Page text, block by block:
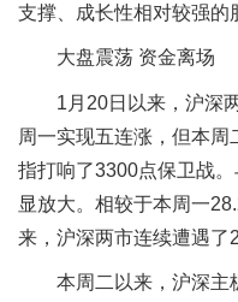
支撑、成长性相对较强的
大盘震荡 资金离场
1月20日以来，沪深
周一实现五连涨，但本
指打响了3300点保卫战
显放大。相较于本周一
来，沪深两市连续遭遇了
本周二以来，沪深主